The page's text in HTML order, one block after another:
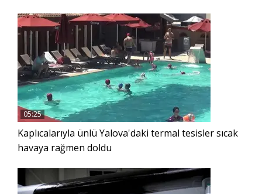
05:25
Kaplıcalarıyla ünlü Yalova'daki termal tesisler sıcak
havaya rağmen doldu